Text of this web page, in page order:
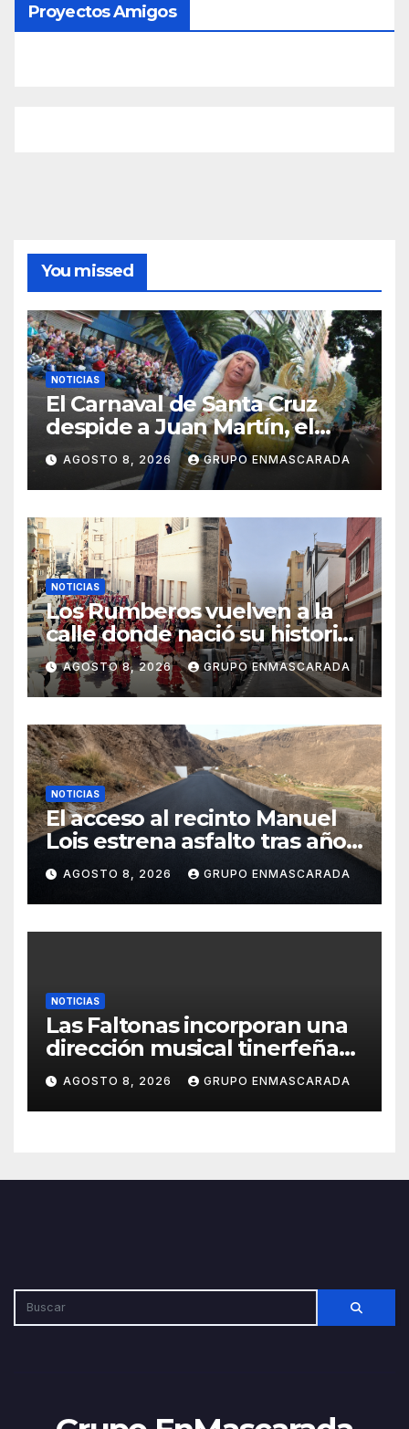
Proyectos Amigos
You missed
NOTICIAS
El Carnaval de Santa Cruz
despide a Juan Martín, el
inolvidable «Cristóbal Colón»
AGOSTO 8, 2026 GRUPO ENMASCARADA
NOTICIAS
Los Rumberos vuelven a la
calle donde nació su historia:
51 años después, el mismo
barrio, el mismo orgullo
AGOSTO 8, 2026 GRUPO ENMASCARADA
NOTICIAS
El acceso al recinto Manuel
Lois estrena asfalto tras años
de espera
AGOSTO 8, 2026 GRUPO ENMASCARADA
NOTICIAS
Las Faltonas incorporan una
dirección musical tinerfeña
para afrontar con ilusión el
Carnaval de Lanzarote
AGOSTO 8, 2026 GRUPO ENMASCARADA